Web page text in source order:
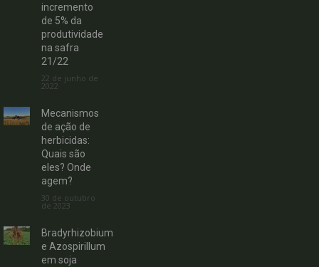
incremento
de 5% da
produtividade
na safra
21/22
22 de junho de
2022
Mecanismos
de ação de
herbicidas:
Quais são
eles? Onde
agem?
30 de outubro
de 2023
Bradyrhizobium
e Azospirillum
em soja